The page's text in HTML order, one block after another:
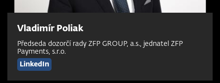
Vladimír Poliak
Předseda dozorčí rady ZFP GROUP, a.s., jednatel ZFP
Payments, s.r.o.
LinkedIn